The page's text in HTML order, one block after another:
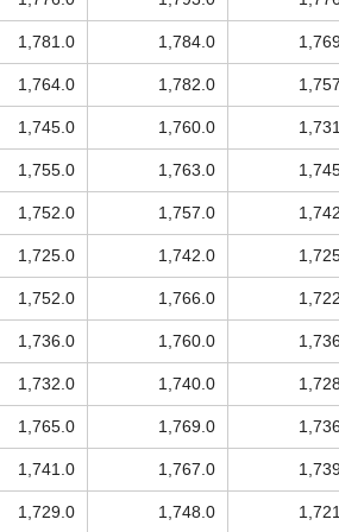
1,781.0 1,784.0
1,764.0 1,782.0
1,745.0 1,760.0
1,755.0 1,763.0
1,752.0 1,757.0
1,725.0 1,742.0
1,752.0 1,766.0
1,736.0 1,760.0
1,732.0 1,740.0
1,765.0 1,769.0
1,741.0 1,767.0
1,729.0 1,748.0